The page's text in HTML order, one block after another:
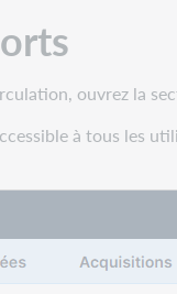
ouvrez la
à tous les